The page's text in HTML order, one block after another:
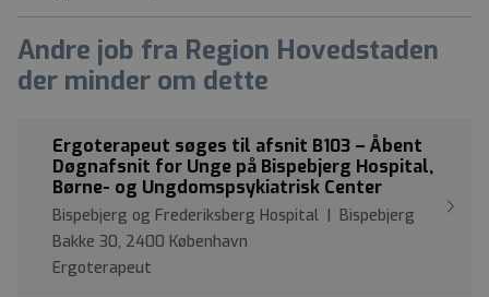
Andre job fra Region Hovedstaden
der minder om dette
Ergoterapeut søges til afsnit B103 – Åbent
Døgnafsnit for Unge på Bispebjerg Hospital,
Børne- og Ungdomspsykiatrisk Center
Bispebjerg og Frederiksberg Hospital | Bispebjerg
Bakke 30, 2400 København
Ergoterapeut